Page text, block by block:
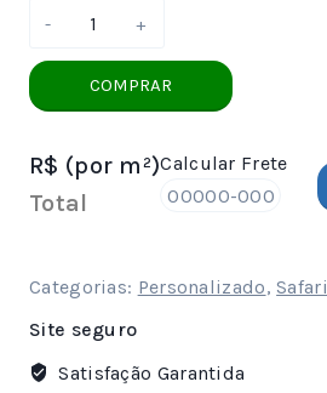
Papel
quantidade
COMPRAR
R$ (por m²)
Total
Calcular Frete
Categorias: Personalizado,Safari
Site seguro
Satisfação Garantida